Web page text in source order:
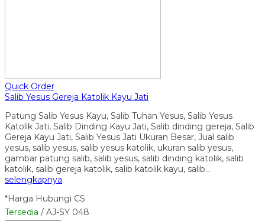
Quick Order
Salib Yesus Gereja Katolik Kayu Jati
Patung Salib Yesus Kayu, Salib Tuhan Yesus, Salib Yesus
Katolik Jati, Salib Dinding Kayu Jati, Salib dinding gereja, Salib
Gereja Kayu Jati, Salib Yesus Jati Ukuran Besar, Jual salib
yesus, salib yesus, salib yesus katolik, ukuran salib yesus,
gambar patung salib, salib yesus, salib dinding katolik, salib
katolik, salib gereja katolik, salib katolik kayu, salib…
selengkapnya
*Harga Hubungi CS
Tersedia / AJ-SY 048